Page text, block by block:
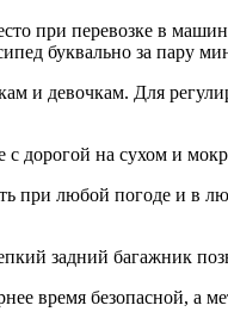
при перевозке в
буквально за пару
и девочкам. Для
дорогой на сухом и
при любой погоде и в
задний багажник
время безопасной, а